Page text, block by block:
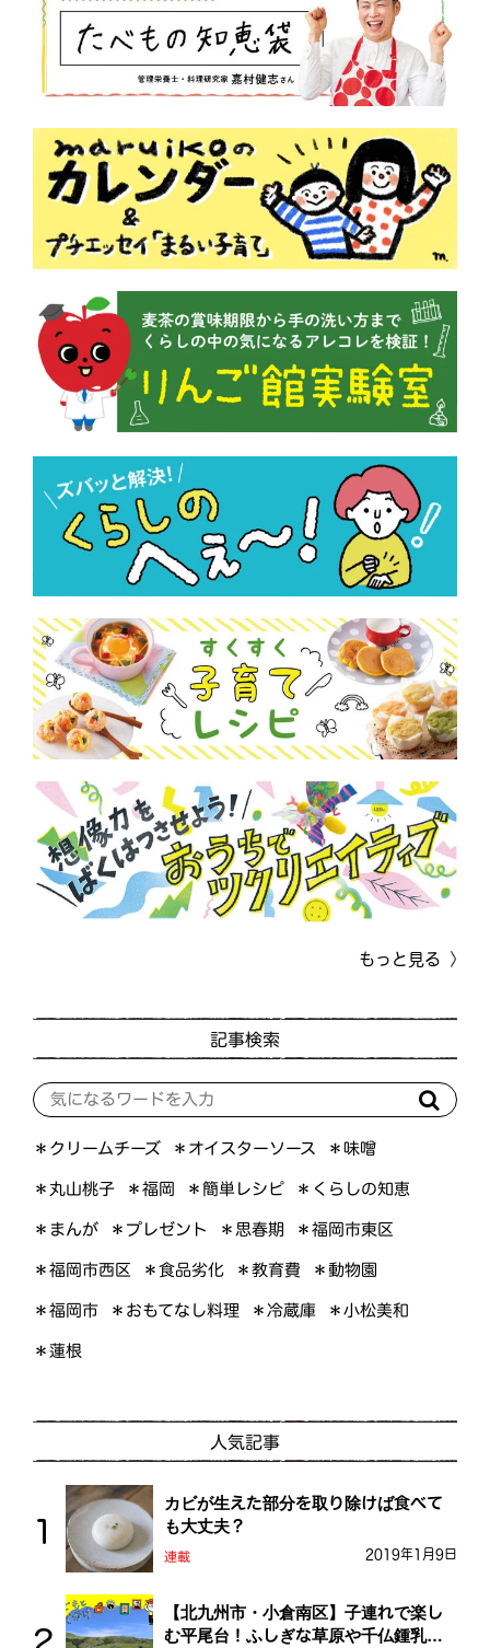
もっと見る
記事検索
＊クリームチーズ ＊オイスターソース ＊味噌
＊丸山桃子 ＊福岡 ＊簡単レシピ ＊くらしの知恵
＊まんが ＊プレゼント ＊思春期 ＊福岡市東区
＊福岡市西区 ＊食品劣化 ＊教育費 ＊動物園
＊福岡市 ＊おもてなし料理 ＊冷蔵庫 ＊小松美和
＊蓮根
人気記事
カビが生えた部分を取り除けば食べて
も大丈夫？
連載 2019年1月9日
【北九州市・小倉南区】子連れで楽し
む平尾台！ふしぎな草原や千仏鍾乳洞